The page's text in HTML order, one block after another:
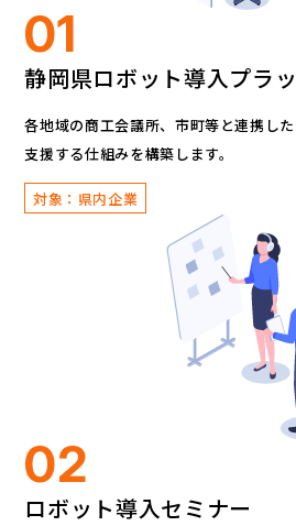
01
静岡県ロボット導入プラ
各地域の商工会議所、市町等と連携し
支援する仕組みを構築します。
対象：県内企業
02
ロボット導入セミナー